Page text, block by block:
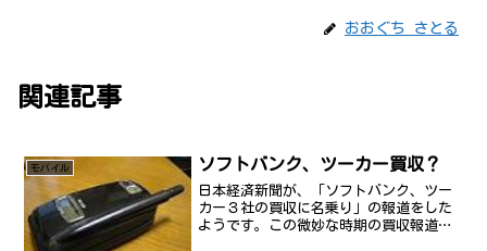
おおぐち さとる
関連記事
モバイル ソフトバンク、ツーカー買収？
日本経済新聞が、「ソフトバンク、ツー
カー３社の買収に名乗り」の報道をした
ようです。この微妙な時期の買収報道